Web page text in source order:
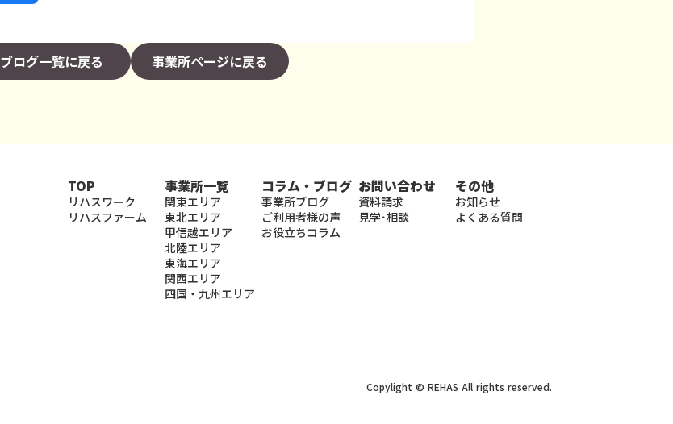
ブログ一覧に戻る 事業所ページに戻る
TOP
リハスワーク
リハスファーム
事業所一覧
関東エリア
東北エリア
甲信越エリア
北陸エリア
東海エリア
関西エリア
四国・九州エリア
コラム・ブログ
事業所ブログ
ご利用者様の声
お役立ちコラム
お問い合わせ
資料請求
見学･相談
その他
お知らせ
よくある質問
Copylight © REHAS All rights reserved.